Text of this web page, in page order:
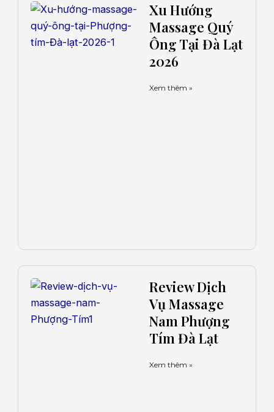
Xu Hướng
Massage Quý
Ông Tại Đà Lạt
2026
Xem thêm »
Review Dịch
Vụ Massage
Nam Phượng
Tím Đà Lạt
Xem thêm »